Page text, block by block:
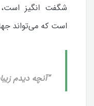
شگفت انگیز
است که می‌تواند
“آنچه دیدم